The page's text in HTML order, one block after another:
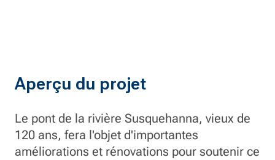
Aperçu du projet
Le pont de la rivière Susquehanna, vieux de
120 ans, fera l'objet d'importantes
améliorations et rénovations pour soutenir ce